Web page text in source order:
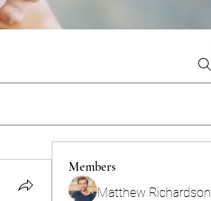
Members
Matthew Richardson